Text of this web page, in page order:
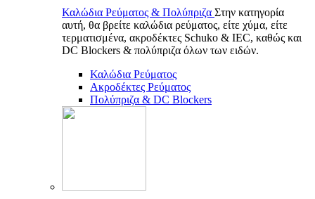
Καλώδια Ρεύματος & Πολύπριζα Στην κατηγορία
αυτή, θα βρείτε καλώδια ρεύματος, είτε χύμα, είτε
τερματισμένα, ακροδέκτες Schuko & IEC, καθώς και
DC Blockers & πολύπριζα όλων των ειδών.
Καλώδια Ρεύματος
Ακροδέκτες Ρεύματος
Πολύπριζα & DC Blockers